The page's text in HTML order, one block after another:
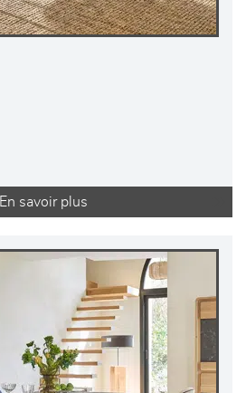
En savoir plus